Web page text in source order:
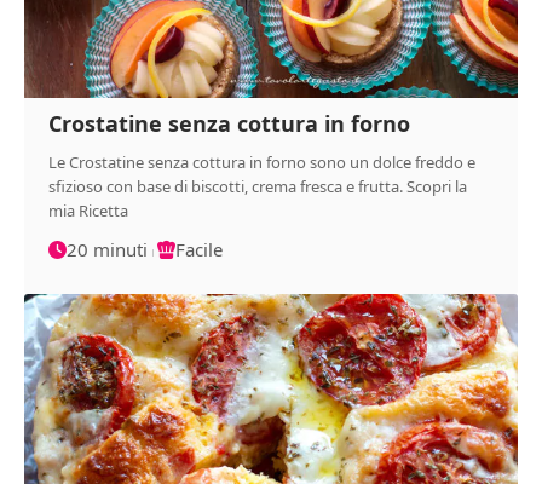
Crostatine senza cottura in forno
Le Crostatine senza cottura in forno sono un dolce freddo e
sfizioso con base di biscotti, crema fresca e frutta. Scopri la
mia Ricetta
20 minuti Facile